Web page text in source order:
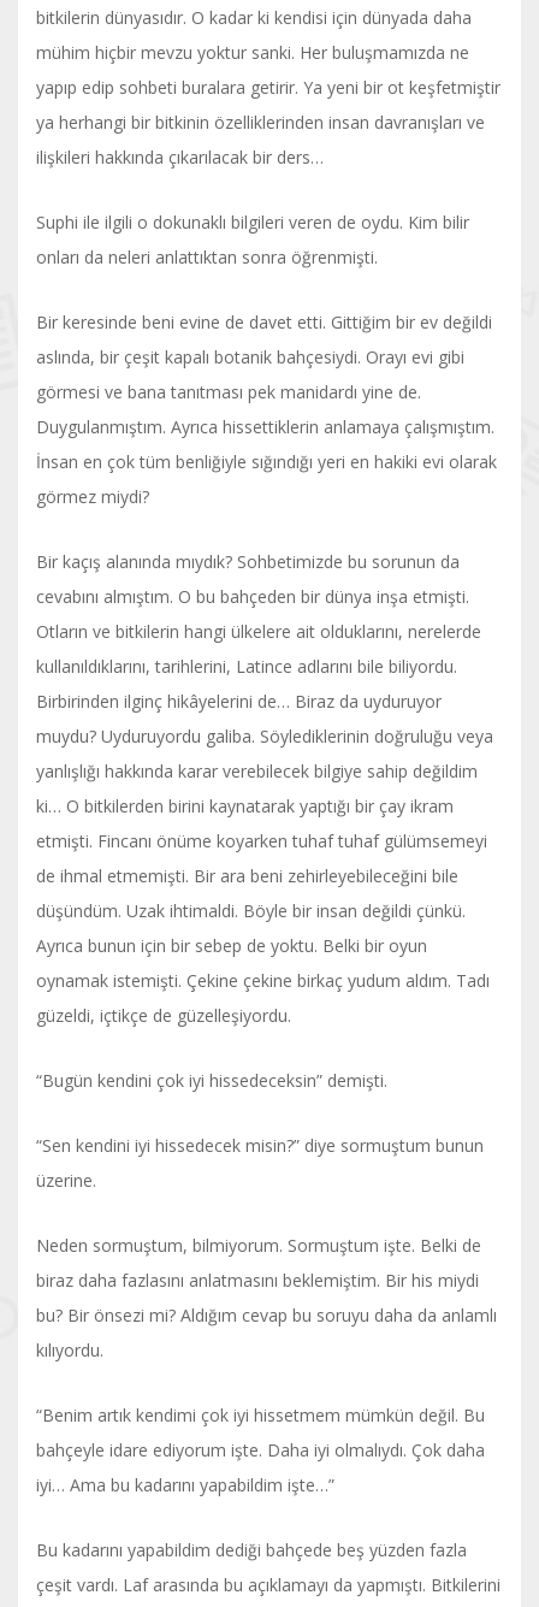
bitkilerin dünyasıdır. O kadar ki kendisi için dünyada daha
mühim hiçbir mevzu yoktur sanki. Her buluşmamızda ne
yapıp edip sohbeti buralara getirir. Ya yeni bir ot keşfetmiştir
ya herhangi bir bitkinin özelliklerinden insan davranışları ve
ilişkileri hakkında çıkarılacak bir ders…
Suphi ile ilgili o dokunaklı bilgileri veren de oydu. Kim bilir
onları da neleri anlattıktan sonra öğrenmişti.
Bir keresinde beni evine de davet etti. Gittiğim bir ev değildi
aslında, bir çeşit kapalı botanik bahçesiydi. Orayı evi gibi
görmesi ve bana tanıtması pek manidardı yine de.
Duygulanmıştım. Ayrıca hissettiklerin anlamaya çalışmıştım.
İnsan en çok tüm benliğiyle sığındığı yeri en hakiki evi olarak
görmez miydi?
Bir kaçış alanında mıydık? Sohbetimizde bu sorunun da
cevabını almıştım. O bu bahçeden bir dünya inşa etmişti.
Otların ve bitkilerin hangi ülkelere ait olduklarını, nerelerde
kullanıldıklarını, tarihlerini, Latince adlarını bile biliyordu.
Birbirinden ilginç hikâyelerini de… Biraz da uyduruyor
muydu? Uyduruyordu galiba. Söylediklerinin doğruluğu veya
yanlışlığı hakkında karar verebilecek bilgiye sahip değildim
ki… O bitkilerden birini kaynatarak yaptığı bir çay ikram
etmişti. Fincanı önüme koyarken tuhaf tuhaf gülümsemeyi
de ihmal etmemişti. Bir ara beni zehirleyebileceğini bile
düşündüm. Uzak ihtimaldi. Böyle bir insan değildi çünkü.
Ayrıca bunun için bir sebep de yoktu. Belki bir oyun
oynamak istemişti. Çekine çekine birkaç yudum aldım. Tadı
güzeldi, içtikçe de güzelleşiyordu.
“Bugün kendini çok iyi hissedeceksin” demişti.
“Sen kendini iyi hissedecek misin?” diye sormuştum bunun
üzerine.
Neden sormuştum, bilmiyorum. Sormuştum işte. Belki de
biraz daha fazlasını anlatmasını beklemiştim. Bir his miydi
bu? Bir önsezi mi? Aldığım cevap bu soruyu daha da anlamlı
kılıyordu.
“Benim artık kendimi çok iyi hissetmem mümkün değil. Bu
bahçeyle idare ediyorum işte. Daha iyi olmalıydı. Çok daha
iyi… Ama bu kadarını yapabildim işte…”
Bu kadarını yapabildim dediği bahçede beş yüzden fazla
çeşit vardı. Laf arasında bu açıklamayı da yapmıştı. Bitkilerini